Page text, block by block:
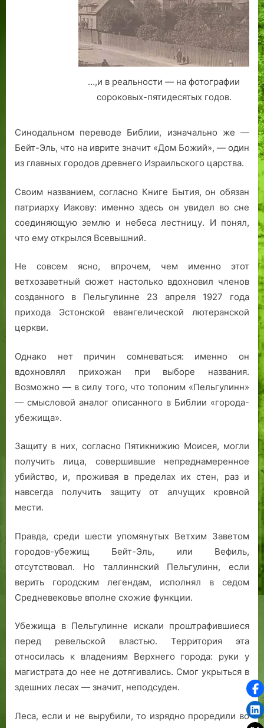
…,и в реальности — на фотографии
сороковых-пятидесятых годов.
Синодальном переводе Библии, изначально же —
Бейт-Эль, что на иврите значит «Дом Божий», — один
из главных городов древнего Израильского царства.
Своим названием, согласно Книге Бытия, он обязан
патриарху Иакову: именно здесь он увидел во сне
соединяющую землю и небеса лестницу. И понял,
что ему открылся Всевышний.
Не совсем ясно, впрочем, чем именно этот
ветхозаветный сюжет настолько вдохновил членов
созданного в Пельгулинне 23 апреля 1927 года
прихода Эстонской евангелической лютеранской
церкви.
Однако нет причин сомневаться: именно он
вдохновлял прихожан при выборе названия.
Возможно — в силу того, что топоним «Пельгулинн»
— смысловой аналог описанного в Библии «города-
убежища».
Защиту в них, согласно Пятикнижию Моисея, могли
получить лица, совершившие непреднамеренное
убийство, и, проживая в пределах их стен, раз и
навсегда получить защиту от алчущих кровной
мести.
Правда, среди шести упомянутых Ветхим Заветом
городов-убежищ Бейт-Эль, или Вефиль,
отсутствовал. Но таллиннский Пельгулинн, если
верить городским легендам, исполнял в седом
Средневековье вполне схожие функции.
Убежища в Пельгулинне искали проштрафившиеся
перед ревельской властью. Территория эта
относилась к владениям Верхнего города: руки у
магистрата до нее не дотягивались. Смог укрыться в
здешних лесах — значит, неподсуден.
Леса, если и не вырубили, то изрядно проредили во